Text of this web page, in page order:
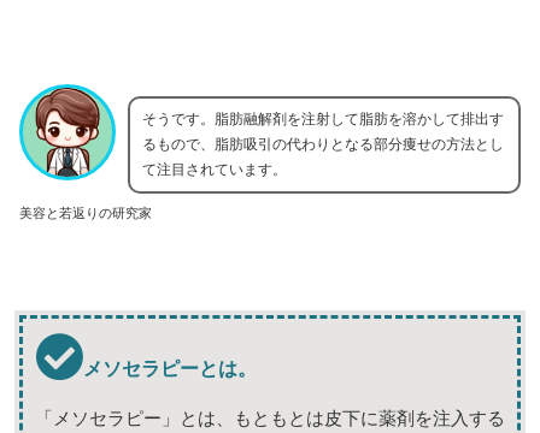
美容と若返りの研究家
そうです。脂肪融解剤を注射して脂肪を溶かして排出す
るもので、脂肪吸引の代わりとなる部分痩せの方法とし
て注目されています。
メソセラピーとは。
「メソセラピー」とは、もともとは皮下に薬剤を注入する